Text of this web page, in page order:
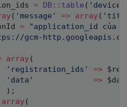
= DB :: table (
( 'message' => array (
=
"application_id của
gcm-
array (
'registration_ids'
=>
'data'
=>
) ;
array (